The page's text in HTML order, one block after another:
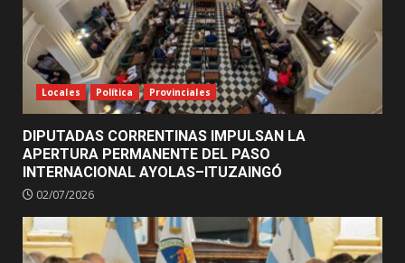
Locales Política Provinciales
DIPUTADAS CORRENTINAS IMPULSAN LA
APERTURA PERMANENTE DEL PASO
INTERNACIONAL AYOLAS–ITUZAINGÓ
02/07/2026